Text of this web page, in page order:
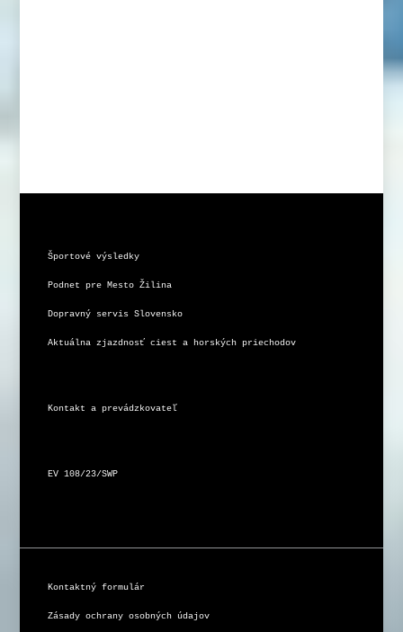
Športové výsledky
Podnet pre Mesto Žilina
Dopravný servis Slovensko
Aktuálna zjazdnosť ciest a horských priechodov
Kontakt a prevádzkovateľ
EV 108/23/SWP
Kontaktný formulár
Zásady ochrany osobných údajov